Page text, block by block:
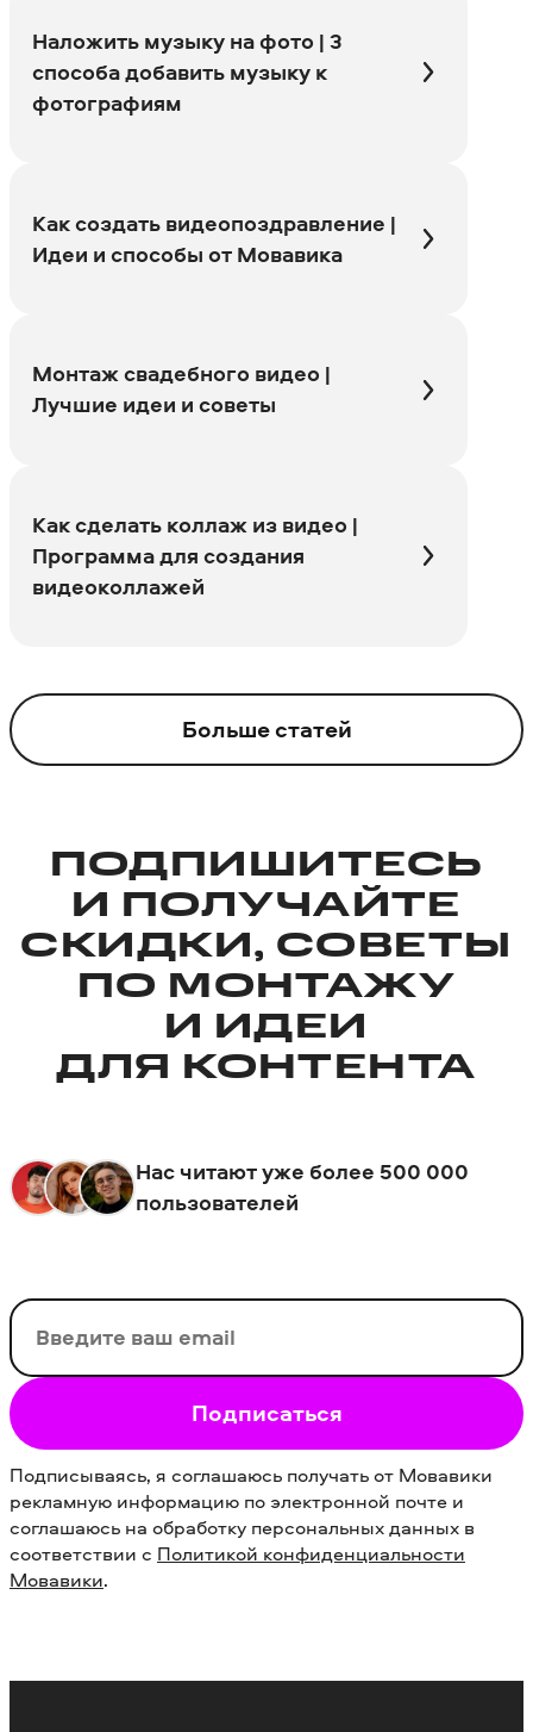
Наложить музыку на фото | 3
способа добавить музыку к
фотографиям
Как создать видеопоздравление |
Идеи и способы от Мовавика
Монтаж свадебного видео |
Лучшие идеи и советы
Как сделать коллаж из видео |
Программа для создания
видеоколлажей
Больше статей
ПОДПИШИТЕСЬ
И ПОЛУЧАЙТЕ
СКИДКИ, СОВЕТЫ
ПО МОНТАЖУ
И ИДЕИ
ДЛЯ КОНТЕНТА
Нас читают уже более 500 000
пользователей
Ваш email
Подписаться
Подписываясь, я соглашаюсь получать от Мовавики
рекламную информацию по электронной почте и
соглашаюсь на обработку персональных данных в
соответствии с Политикой конфиденциальности
Мовавики.